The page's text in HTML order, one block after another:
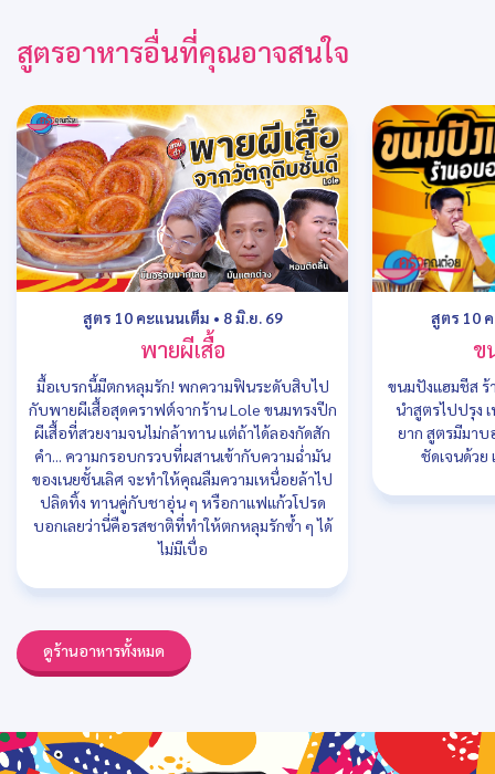
สูตรอาหารอื่นที่คุณอาจสนใจ
สูตร 10 คะแนนเต็ม • 8 มิ.ย. 69
พายผีเสื้อ
มื้อเบรกนี้มีตกหลุมรัก! พกความฟินระดับสิบไป
กับพายผีเสื้อสุดคราฟต์จากร้าน Lole ขนมทรงปีก
ผีเสื้อที่สวยงามจนไม่กล้าทาน แต่ถ้าได้ลองกัดสัก
คำ... ความกรอบกรวบที่ผสานเข้ากับความฉ่ำมัน
ของเนยชั้นเลิศ จะทำให้คุณลืมความเหนื่อยล้าไป
ปลิดทิ้ง ทานคู่กับชาอุ่น ๆ หรือกาแฟแก้วโปรด
บอกเลยว่านี่คือรสชาติที่ทำให้ตกหลุมรักซ้ำ ๆ ได้
ไม่มีเบื่อ
สูตร 10
ข
ขนมปังแฮมชีส
นำสูตรไปปรุง
ยาก สูตรมีมา
ชัดเจนด้วย
ดูร้านอาหารทั้งหมด